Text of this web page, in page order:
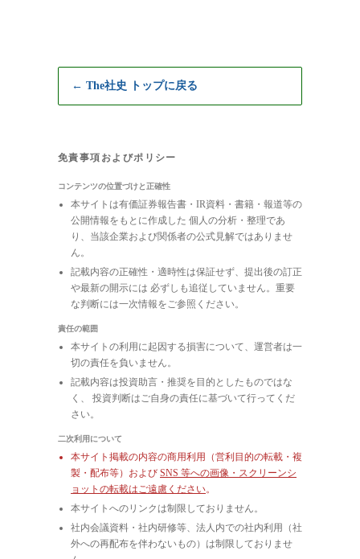
← The社史 トップに戻る
免責事項およびポリシー
コンテンツの位置づけと正確性
本サイトは有価証券報告書・IR資料・書籍・報道等の
公開情報をもとに作成した 個人の分析・整理であ
り、当該企業および関係者の公式見解ではありませ
ん。
記載内容の正確性・適時性は保証せず、提出後の訂正
や最新の開示には 必ずしも追従していません。重要
な判断には一次情報をご参照ください。
責任の範囲
本サイトの利用に起因する損害について、運営者は一
切の責任を負いません。
記載内容は投資助言・推奨を目的としたものではな
く、 投資判断はご自身の責任に基づいて行ってくだ
さい。
二次利用について
本サイト掲載の内容の商用利用（営利目的の転載・複
製・配布等）および SNS 等への画像・スクリーンシ
ョットの転載はご遠慮ください。
本サイトへのリンクは制限しておりません。
社内会議資料・社内研修等、法人内での社内利用（社
外への再配布を伴わないもの）は制限しておりませ